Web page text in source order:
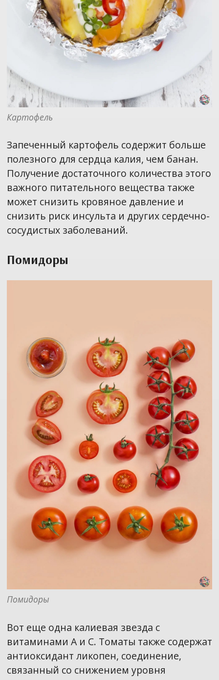
Картофель
Запеченный картофель содержит больше
полезного для сердца калия, чем банан.
Получение достаточного количества этого
важного питательного вещества также
может снизить кровяное давление и
снизить риск инсульта и других сердечно-
сосудистых заболеваний.
Помидоры
Помидоры
Вот еще одна калиевая звезда с
витаминами А и С. Томаты также содержат
антиоксидант ликопен, соединение,
связанный со снижением уровня